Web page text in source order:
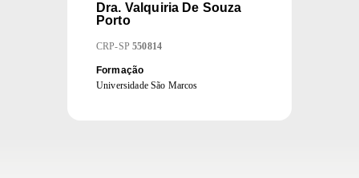
Dra. Valquiria De Souza
Porto
CRP-SP 550814
Formação
Universidade São Marcos